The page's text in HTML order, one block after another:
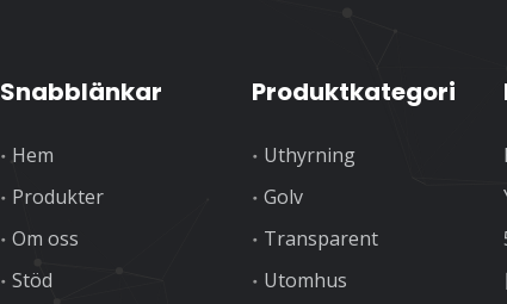
Snabblänkar
Hem
Produkter
Om oss
Stöd
Produktkategori
Uthyrning
Golv
Transparent
Utomhus